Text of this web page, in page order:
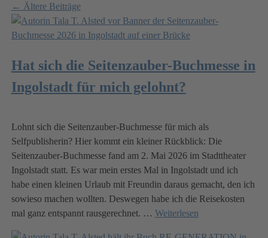
← Ältere Beiträge
Hat sich die Seitenzauber-Buchmesse in
Ingolstadt für mich gelohnt?
Lohnt sich die Seitenzauber-Buchmesse für mich als
Selfpublisherin? Hier kommt ein kleiner Rückblick: Die
Seitenzauber-Buchmesse fand am 2. Mai 2026 im Stadttheater
Ingolstadt statt. Es war mein erstes Mal in Ingolstadt und ich
habe einen kleinen Urlaub mit Freundin daraus gemacht, den ich
sowieso machen wollten. Deswegen habe ich die Reisekosten
mal ganz entspannt rausgerechnet. … Weiterlesen